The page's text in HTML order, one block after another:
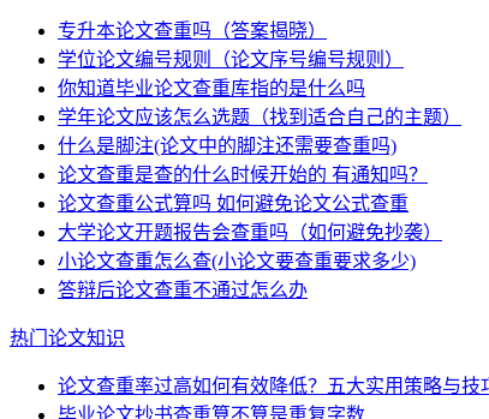
专升本论文查重吗（答案揭晓）
学位论文编号规则（论文序号编号规则）
你知道毕业论文查重库指的是什么吗
学年论文应该怎么选题（找到适合自己的主题）
什么是脚注(论文中的脚注还需要查重吗)
论文查重是查的什么时候开始的 有通知吗？
论文查重公式算吗 如何避免论文公式查重
大学论文开题报告会查重吗（如何避免抄袭）
小论文查重怎么查(小论文要查重要求多少)
答辩后论文查重不通过怎么办
热门论文知识
论文查重率过高如何有效降低？五大实用策略与技
毕业论文抄书查重算不算是重复字数